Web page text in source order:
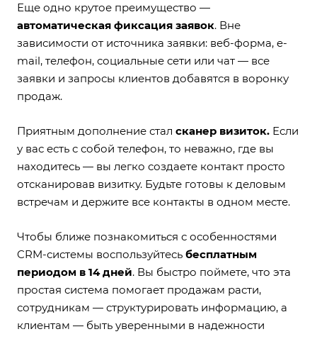
Еще одно крутое преимущество —
автоматическая фиксация заявок. Вне
зависимости от источника заявки: веб-форма, e-
mail, телефон, социальные сети или чат — все
заявки и запросы клиентов добавятся в воронку
продаж.
Приятным дополнение стал сканер визиток. Если
у вас есть с собой телефон, то неважно, где вы
находитесь — вы легко создаете контакт просто
отсканировав визитку. Будьте готовы к деловым
встречам и держите все контакты в одном месте.
Чтобы ближе познакомиться с особенностями
CRM-системы воспользуйтесь бесплатным
периодом в 14 дней. Вы быстро поймете, что эта
простая система помогает продажам расти,
сотрудникам — структурировать информацию, а
клиентам — быть уверенными в надежности